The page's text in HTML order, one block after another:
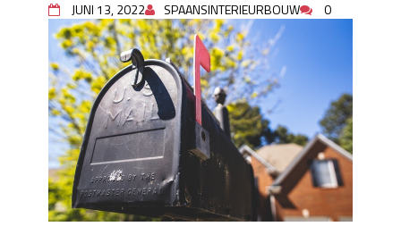
Zo blijft je oven loeiheet: de beste tips
voor een perfecte isolatie
Grond kopen of verkopen Noord-
Holland
De Kwaliteit van Houtpellets: Wat
Bepaalt of uw Kachel Optimaal
Presteert
Waarom technische eisen de basis
vormen voor functionele ruimtes
Nieuwe kozijnen als onderdeel van een
JUNI 13, 2022 SPAANSINTERIEURBOUW 0